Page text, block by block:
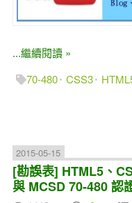
...繼續閱讀 »
70-480 CSS3
2015-05-15
[勘誤表] HTML5、
與 MCSD 70-480 認